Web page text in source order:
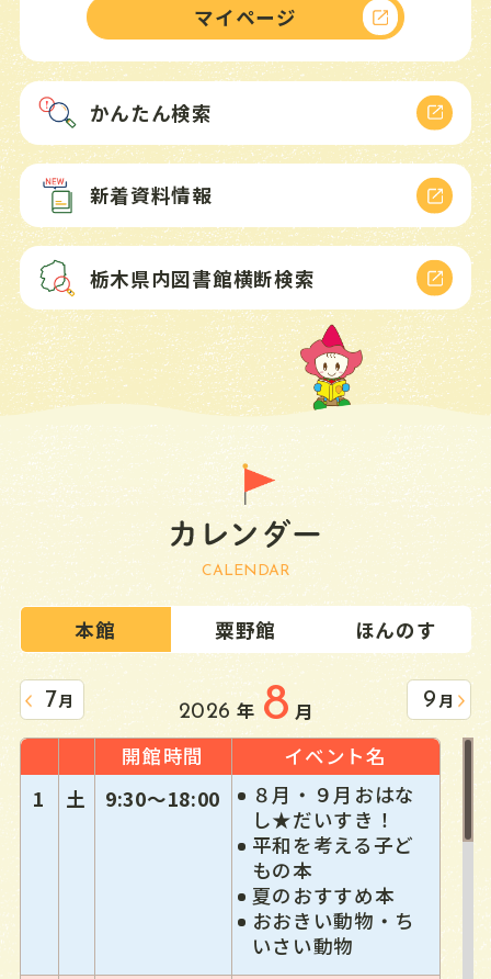
デジタルアーカイブ
ボランティア紹介
雑誌スポンサー制度
図書館の計画
小さな図書館
図書館要覧
お問い合わせ
予約リクエストフォーム
マイページ
かんたん検索
新着資料情報
栃木県内図書館横断検索
CALENDAR
本館 粟野館 ほんのす
7月
2026 年 8 月 9 月
開館時間
イベント名
1
土 9:30〜18:00
８月・９月おはな
し★だいすき！
平和を考える子ど
もの本
夏のおすすめ本
おおきい動物・ち
いさい動物